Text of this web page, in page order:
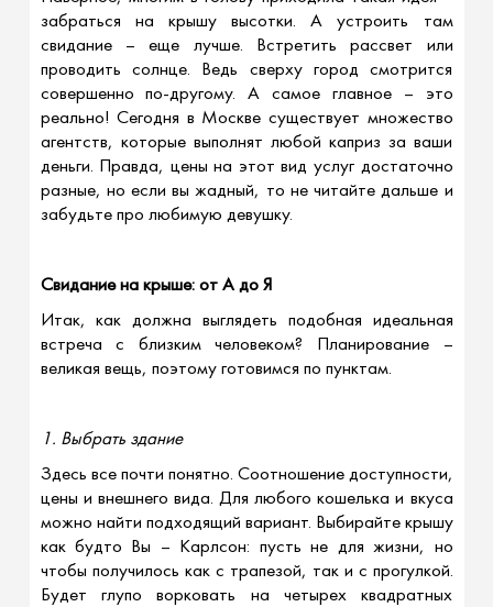
забраться на крышу высотки. А устроить там
свидание – еще лучше. Встретить рассвет или
проводить солнце. Ведь сверху город смотрится
совершенно по-другому. А самое главное – это
реально! Сегодня в Москве существует множество
агентств, которые выполнят любой каприз за ваши
деньги. Правда, цены на этот вид услуг достаточно
разные, но если вы жадный, то не читайте дальше и
забудьте про любимую девушку.
Свидание на крыше: от А до Я
Итак, как должна выглядеть подобная идеальная
встреча с близким человеком? Планирование –
великая вещь, поэтому готовимся по пунктам.
1. Выбрать здание
Здесь все почти понятно. Соотношение доступности,
цены и внешнего вида. Для любого кошелька и вкуса
можно найти подходящий вариант. Выбирайте крышу
как будто Вы – Карлсон: пусть не для жизни, но
чтобы получилось как с трапезой, так и с прогулкой.
Будет глупо ворковать на четырех квадратных